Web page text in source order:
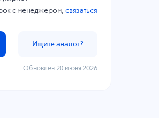
с менеджером,связаться
Ищите аналог?
Обновлен 20 июня 2026